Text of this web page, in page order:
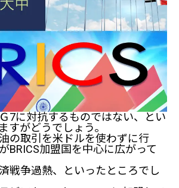
7に対抗するものではない、とい
すがどうでしょう。
の取引を米ドルを使わずに行
BRICS加盟国を中心に広がって
戦争過熱、といったところでし